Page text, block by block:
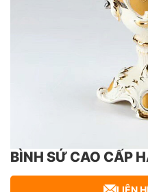
BÌNH SỨ CAO CẤP
LIÊN